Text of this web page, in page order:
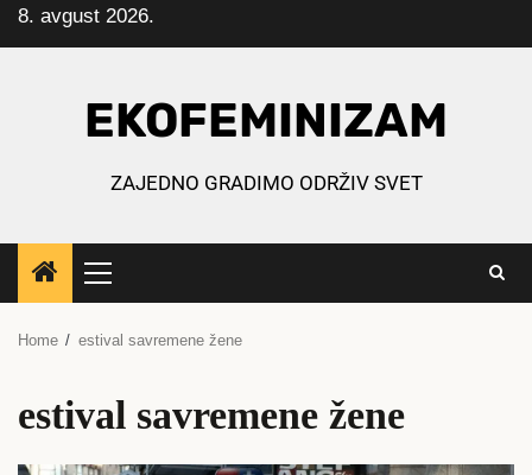
Skip
to
8. avgust 2026.
EKOFEMINIZAM
ZAJEDNO GRADIMO ODRŽIV SVET
Primary
Menu
Home estival savremene žene
estival savremene žene